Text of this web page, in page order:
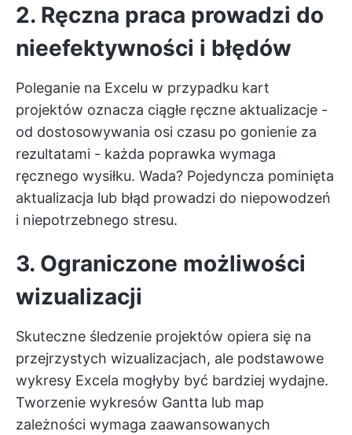
2. Ręczna praca prowadzi do
nieefektywności i błędów
Poleganie na Excelu w przypadku kart
projektów oznacza ciągłe ręczne aktualizacje -
od dostosowywania osi czasu po gonienie za
rezultatami - każda poprawka wymaga
ręcznego wysiłku. Wada? Pojedyncza pominięta
aktualizacja lub błąd prowadzi do niepowodzeń
i niepotrzebnego stresu.
3. Ograniczone możliwości
wizualizacji
Skuteczne śledzenie projektów opiera się na
przejrzystych wizualizacjach, ale podstawowe
wykresy Excela mogłyby być bardziej wydajne.
Tworzenie wykresów Gantta lub map
zależności wymaga zaawansowanych